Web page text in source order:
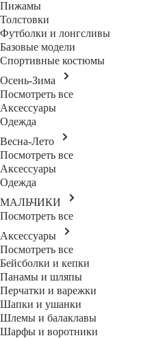
Пижамы
Толстовки
Футболки и лонгсливы
Базовые модели
Спортивные костюмы
Осень-Зима
Посмотреть все
Аксессуары
Одежда
Весна-Лето
Посмотреть все
Аксессуары
Одежда
МАЛЬЧИКИ
Посмотреть все
Аксессуары
Посмотреть все
Бейсболки и кепки
Панамы и шляпы
Перчатки и варежки
Шапки и ушанки
Шлемы и балаклавы
Шарфы и воротники